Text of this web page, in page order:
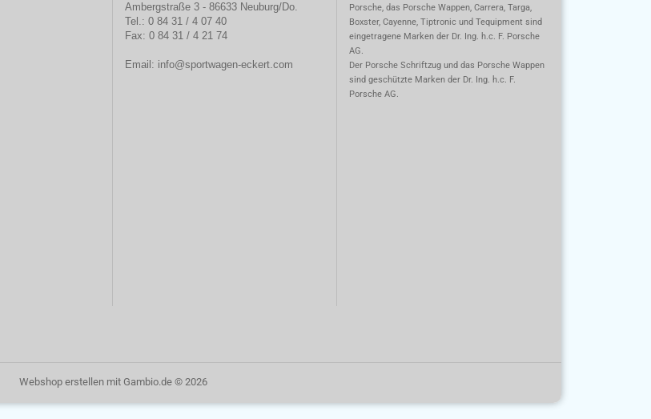
Ambergstraße 3 - 86633 Neuburg/Do.
Tel.: 0 84 31 / 4 07 40
Fax: 0 84 31 / 4 21 74
Email: info@sportwagen-eckert.com
Porsche, das Porsche Wappen, Carrera, Targa,
Boxster, Cayenne, Tiptronic und Tequipment sind
eingetragene Marken der Dr. Ing. h.c. F. Porsche
AG.
Der Porsche Schriftzug und das Porsche Wappen
sind geschützte Marken der Dr. Ing. h.c. F.
Porsche AG.
Webshop erstellenmit Gambio.de © 2026